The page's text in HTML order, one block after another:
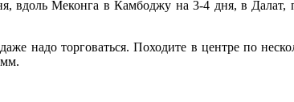
вдоль Меконга в Камбоджу на 3-4 дня, в
надо торговаться. Походите в центре по